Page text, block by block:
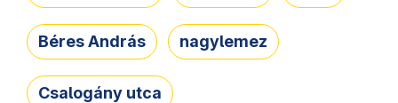
Béres András nagylemez
Csalogány utca